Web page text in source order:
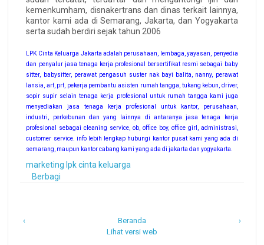
kemenkumham, disnakertrans dan dinas terkait lainnya,
kantor kami ada di Semarang, Jakarta, dan Yogyakarta
serta sudah berdiri sejak tahun 2006
LPK Cinta Keluarga Jakarta adalah perusahaan, lembaga, yayasan, penyedia
dan penyalur jasa tenaga kerja profesional bersertifikat resmi sebagai baby
sitter, babysitter, perawat pengasuh suster nak bayi balita, nanny, perawat
lansia, art, prt, pekerja pembantu asisten rumah tangga, tukang kebun, driver,
sopir supir selain tenaga kerja profesional untuk rumah tangga kami juga
menyediakan jasa tenaga kerja profesional untuk kantor, perusahaan,
industri, perkebunan dan yang lainnya di antaranya jasa tenaga kerja
profesional sebagai cleaning service, ob, office boy, office girl, administrasi,
customer service. info lebih lengkap hubungi kantor pusat kami yang ada di
semarang, maupun kantor cabang kami yang ada di jakarta dan yogyakarta.
marketing lpk cinta keluarga
Berbagi
‹ ›
Beranda
Lihat versi web